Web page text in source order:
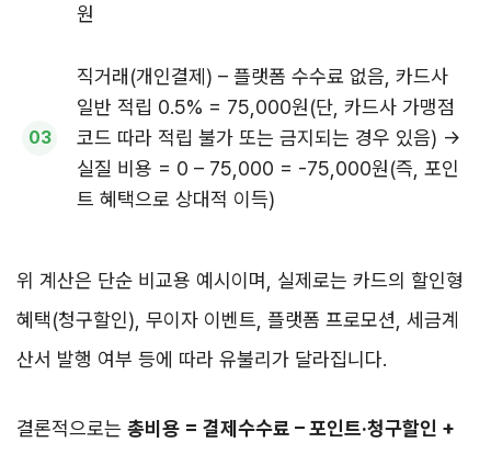
원
직거래(개인결제) – 플랫폼 수수료 없음, 카드사
일반 적립 0.5% = 75,000원(단, 카드사 가맹점
코드 따라 적립 불가 또는 금지되는 경우 있음) →
실질 비용 = 0 – 75,000 = -75,000원(즉, 포인
트 혜택으로 상대적 이득)
위 계산은 단순 비교용 예시이며, 실제로는 카드의 할인형
혜택(청구할인), 무이자 이벤트, 플랫폼 프로모션, 세금계
산서 발행 여부 등에 따라 유불리가 달라집니다.
결론적으로는 총비용 = 결제수수료 – 포인트·청구할인 +